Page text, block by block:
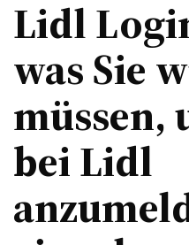
Lidl
was Sie
müssen,
bei Lidl